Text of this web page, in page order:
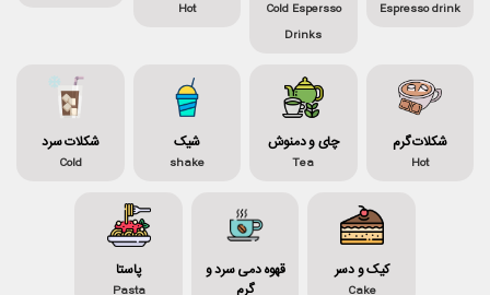
Espresso drink
Cold Espersso
Drinks
Hot
شکلات گرم
Hot
چای و دمنوش
Tea
شیک
shake
شکلات سرد
Cold
کیک و دسر
قهوه دمی سرد و
گرم
پاستا